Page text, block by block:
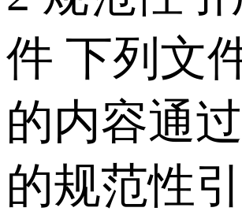
件 下列文
的内容通
的规范性